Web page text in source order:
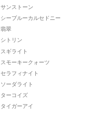
サンストーン
シーブルーカルセドニー
翡翠
シトリン
スギライト
スモーキークォーツ
セラフィナイト
ソーダライト
ターコイズ
タイガーアイ